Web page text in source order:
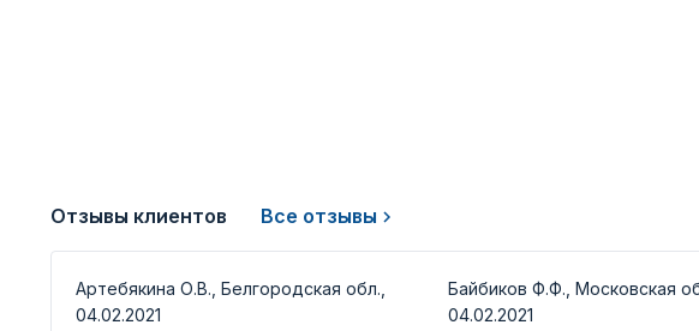
Отзывы клиентов Все отзывы
Артебякина О.В., Белгородская обл.,
04.02.2021
Байбиков Ф.Ф., Московская
04.02.2021